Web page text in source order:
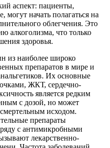
аспект: пациенты,
начать полагаться на
облегчения. Это
алкоголизма, что только
здоровья.
из наиболее широко
препаратов в мире и
Их основные
ЖКТ, сердечно-
является редким
с дозой, но может
исходом.
препараты
с антимикробными
лекарственно-